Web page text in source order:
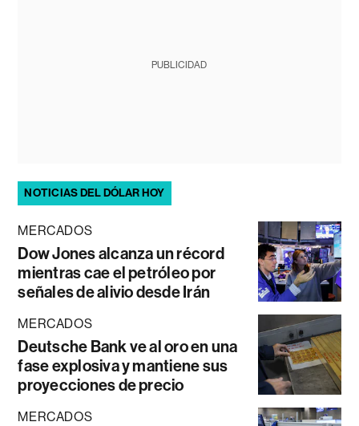
PUBLICIDAD
NOTICIAS DEL DÓLAR HOY
MERCADOS
Dow Jones alcanza un récord
mientras cae el petróleo por
señales de alivio desde Irán
MERCADOS
Deutsche Bank ve al oro en una
fase explosiva y mantiene sus
proyecciones de precio
MERCADOS